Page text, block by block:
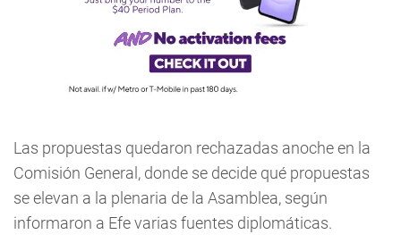
Las propuestas quedaron rechazadas anoche en la
Comisión General, donde se decide qué propuestas
se elevan a la plenaria de la Asamblea, según
informaron a Efe varias fuentes diplomáticas.